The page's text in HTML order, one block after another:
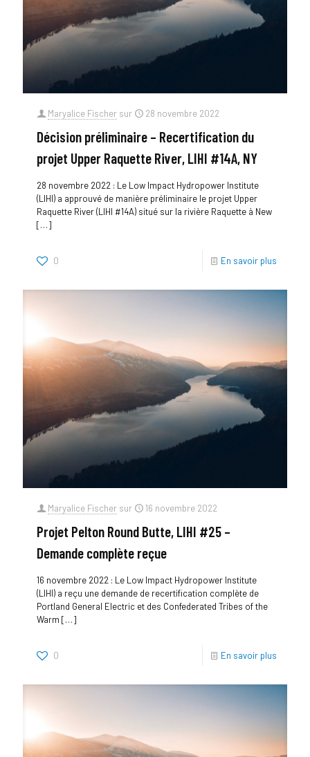
Maryalice Fischer sur 28 novembre 2022
Décision préliminaire – Recertification du
projet Upper Raquette River, LIHI #14A, NY
28 novembre 2022 : Le Low Impact Hydropower Institute
(LIHI) a approuvé de manière préliminaire le projet Upper
Raquette River (LIHI #14A) situé sur la rivière Raquette à New
[…]
0 En savoir plus
Maryalice Fischer sur 16 novembre 2022
Projet Pelton Round Butte, LIHI #25 –
Demande complète reçue
16 novembre 2022 : Le Low Impact Hydropower Institute
(LIHI) a reçu une demande de recertification complète de
Portland General Electric et des Confederated Tribes of the
Warm […]
0 En savoir plus